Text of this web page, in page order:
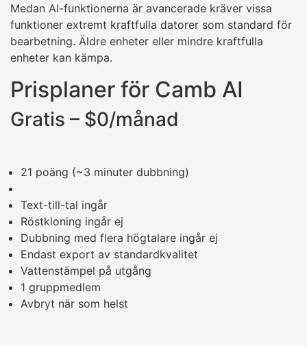
Medan AI-funktionerna är avancerade kräver vissa
funktioner extremt kraftfulla datorer som standard för
bearbetning. Äldre enheter eller mindre kraftfulla
enheter kan kämpa.
Prisplaner för Camb AI
Gratis – $0/månad
21 poäng (~3 minuter dubbning)
Text-till-tal ingår
Röstkloning ingår ej
Dubbning med flera högtalare ingår ej
Endast export av standardkvalitet
Vattenstämpel på utgång
1 gruppmedlem
Avbryt när som helst